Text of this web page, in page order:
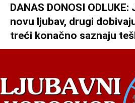
DANAS DONOSI
novu ljubav, drugi
treći konačno saznaju